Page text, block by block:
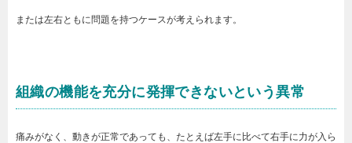
または左右ともに問題を持つケースが考えられます。
組織の機能を充分に発揮できないという異常
痛みがなく、動きが正常であっても、たとえば左手に比べて右手に力が入ら